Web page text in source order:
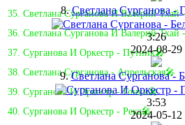
35. Светлана Сурганова И Валерий Тхай
36. Светлана Сурганова И Валерий Тхай
37. Сурганова И Оркестр - Путник🎤
38. Светлана Сурганова - Апрельская🎤
39. Сурганова И Оркестр - Гонки🎤
40. Сурганова И Оркестр - Река🎤
8.Светлана Сурганова -
3:26
2024-08-29
9.Светлана Сурганова -
3:53
2024-05-12